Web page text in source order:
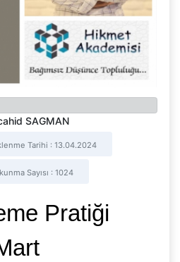
SAGMAN
Tarihi : 13.04.2024
Sayısı : 1024
Pratiği